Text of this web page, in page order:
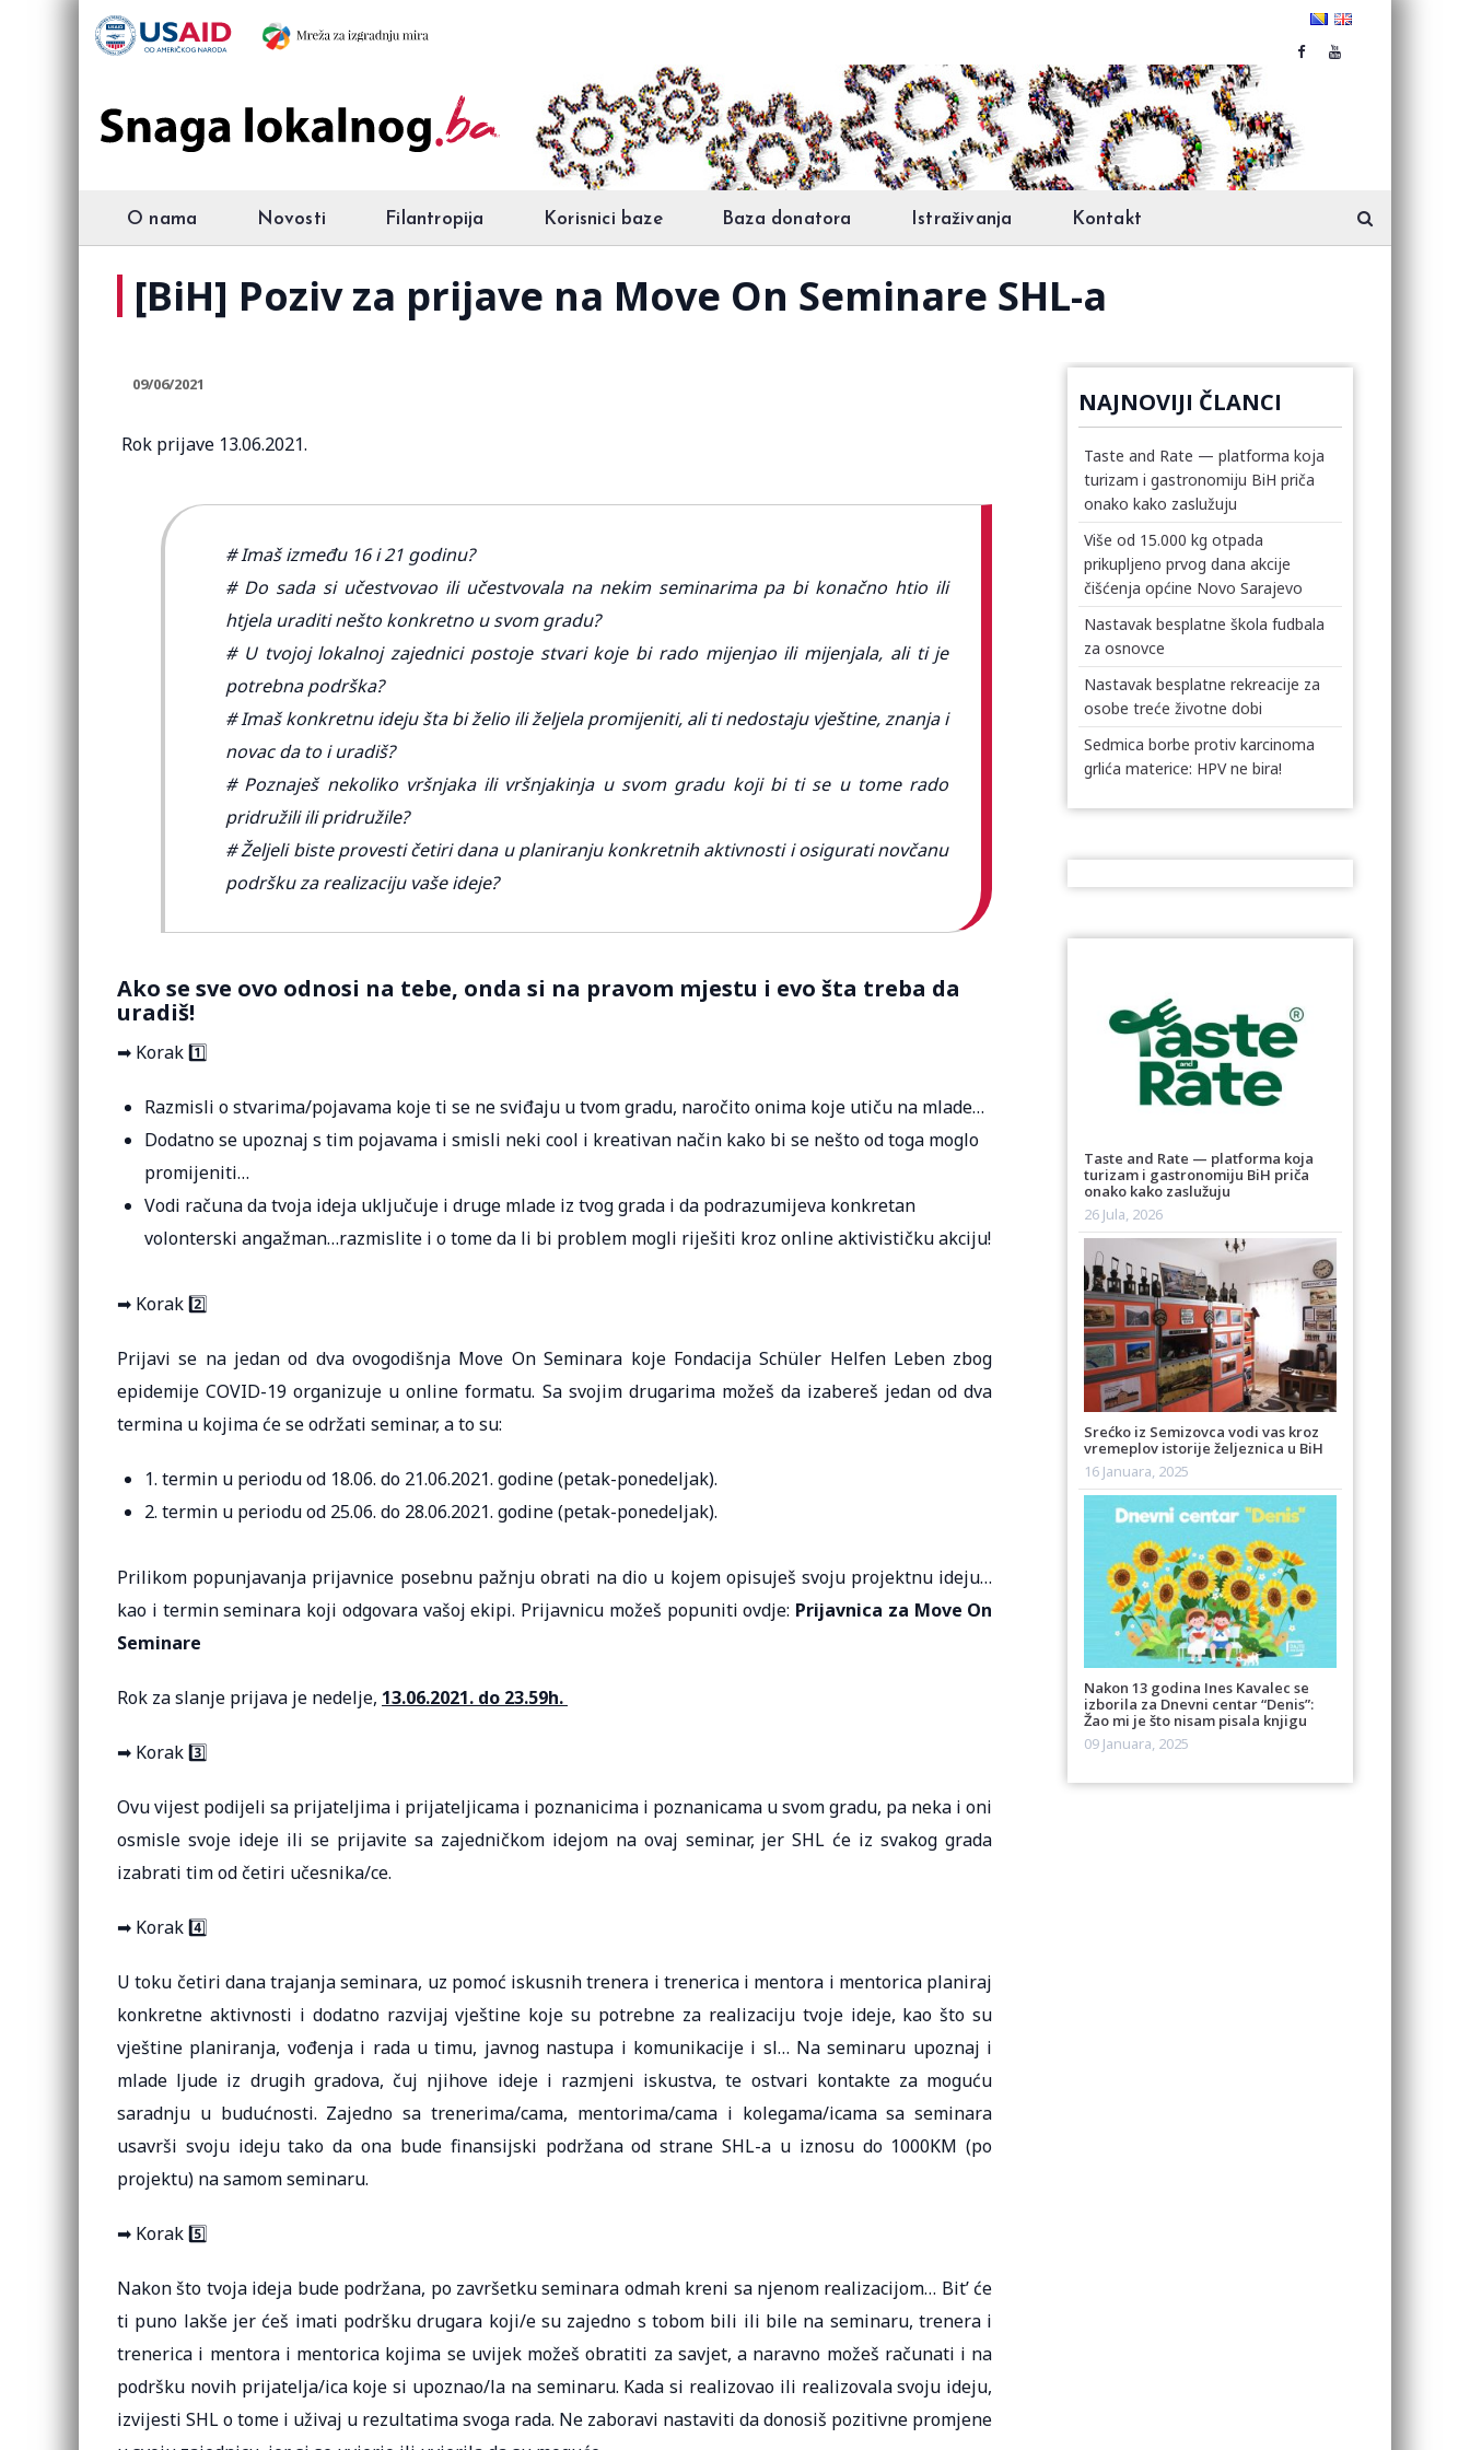
O nama Novosti Filantropija Korisnici baze Baza donatora Istraživanja Kontakt
[BiH] Poziv za prijave na Move On Seminare SHL-a
09/06/2021
Rok prijave 13.06.2021.
# Imaš između 16 i 21 godinu?
# Do sada si učestvovao ili učestvovala na nekim seminarima pa bi konačno htio ili
htjela uraditi nešto konkretno u svom gradu?
# U tvojoj lokalnoj zajednici postoje stvari koje bi rado mijenjao ili mijenjala, ali ti je
potrebna podrška?
# Imaš konkretnu ideju šta bi želio ili željela promijeniti, ali ti nedostaju vještine, znanja i
novac da to i uradiš?
# Poznaješ nekoliko vršnjaka ili vršnjakinja u svom gradu koji bi ti se u tome rado
pridružili ili pridružile?
# Željeli biste provesti četiri dana u planiranju konkretnih aktivnosti i osigurati novčanu
podršku za realizaciju vaše ideje?
Ako se sve ovo odnosi na tebe, onda si na pravom mjestu i evo šta treba da
uradiš!
➡ Korak 1️⃣
Razmisli o stvarima/pojavama koje ti se ne sviđaju u tvom gradu, naročito onima koje utiču na mlade…
Dodatno se upoznaj s tim pojavama i smisli neki cool i kreativan način kako bi se nešto od toga moglo
promijeniti…
Vodi računa da tvoja ideja uključuje i druge mlade iz tvog grada i da podrazumijeva konkretan
volonterski angažman…razmislite i o tome da li bi problem mogli riješiti kroz online aktivističku akciju!
➡ Korak 2️⃣
Prijavi se na jedan od dva ovogodišnja Move On Seminara koje Fondacija Schüler Helfen Leben zbog
epidemije COVID-19 organizuje u online formatu. Sa svojim drugarima možeš da izabereš jedan od dva
termina u kojima će se održati seminar, a to su:
1. termin u periodu od 18.06. do 21.06.2021. godine (petak-ponedeljak).
2. termin u periodu od 25.06. do 28.06.2021. godine (petak-ponedeljak).
Prilikom popunjavanja prijavnice posebnu pažnju obrati na dio u kojem opisuješ svoju projektnu ideju…
kao i termin seminara koji odgovara vašoj ekipi. Prijavnicu možeš popuniti ovdje: Prijavnica za Move On
Seminare
Rok za slanje prijava je nedelje, 13.06.2021. do 23.59h.
➡ Korak 3️⃣
Ovu vijest podijeli sa prijateljima i prijateljicama i poznanicima i poznanicama u svom gradu, pa neka i oni
osmisle svoje ideje ili se prijavite sa zajedničkom idejom na ovaj seminar, jer SHL će iz svakog grada
izabrati tim od četiri učesnika/ce.
➡ Korak 4️⃣
U toku četiri dana trajanja seminara, uz pomoć iskusnih trenera i trenerica i mentora i mentorica planiraj
konkretne aktivnosti i dodatno razvijaj vještine koje su potrebne za realizaciju tvoje ideje, kao što su
vještine planiranja, vođenja i rada u timu, javnog nastupa i komunikacije i sl… Na seminaru upoznaj i
mlade ljude iz drugih gradova, čuj njihove ideje i razmjeni iskustva, te ostvari kontakte za moguću
saradnju u budućnosti. Zajedno sa trenerima/cama, mentorima/cama i kolegama/icama sa seminara
usavrši svoju ideju tako da ona bude finansijski podržana od strane SHL-a u iznosu do 1000KM (po
projektu) na samom seminaru.
➡ Korak 5️⃣
Nakon što tvoja ideja bude podržana, po završetku seminara odmah kreni sa njenom realizacijom… Bit’ će
ti puno lakše jer ćeš imati podršku drugara koji/e su zajedno s tobom bili ili bile na seminaru, trenera i
trenerica i mentora i mentorica kojima se uvijek možeš obratiti za savjet, a naravno možeš računati i na
podršku novih prijatelja/ica koje si upoznao/la na seminaru. Kada si realizovao ili realizovala svoju ideju,
izvijesti SHL o tome i uživaj u rezultatima svoga rada. Ne zaboravi nastaviti da donosiš pozitivne promjene
NAJNOVIJI ČLANCI
Taste and Rate — platforma koja
turizam i gastronomiju BiH priča
onako kako zaslužuju
Više od 15.000 kg otpada
prikupljeno prvog dana akcije
čišćenja općine Novo Sarajevo
Nastavak besplatne škola fudbala
za osnovce
Nastavak besplatne rekreacije za
osobe treće životne dobi
Sedmica borbe protiv karcinoma
grlića materice: HPV ne bira!
Taste and Rate — platforma koja
turizam i gastronomiju BiH priča
onako kako zaslužuju
26 Jula, 2026
Srećko iz Semizovca vodi vas kroz
vremeplov istorije željeznica u BiH
16 Januara, 2025
Nakon 13 godina Ines Kavalec se
izborila za Dnevni centar “Denis”:
Žao mi je što nisam pisala knjigu
09 Januara, 2025